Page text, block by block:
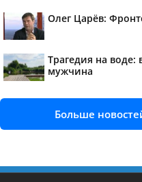
Олег Царёв:
Трагедия на воде:
мужчина
Больше